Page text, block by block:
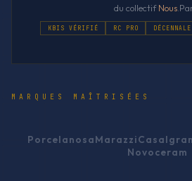
du collectifNous
KBIS VÉRIFIÉ RC PRO DÉCENNALE
MARQUES MAÎTRISÉES
PorcelanosaMarazzi
Novoceram